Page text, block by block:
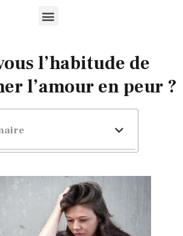
l’habitude de
l’amour en peur ?